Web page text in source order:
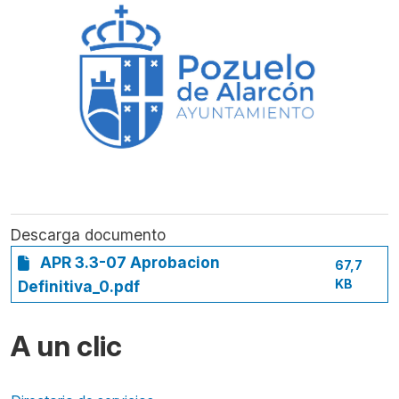
Descarga documento
APR 3.3-07 Aprobacion
Definitiva_0.pdf
67,7
KB
A un clic